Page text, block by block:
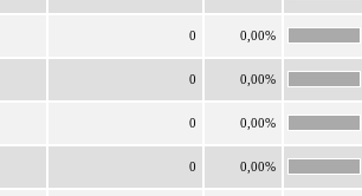
0 0,00%
0 0,00%
0 0,00%
0 0,00%